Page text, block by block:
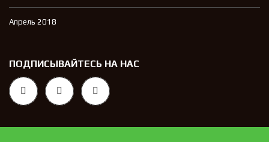
Апрель 2018
ПОДПИСЫВАЙТЕСЬ НА НАС